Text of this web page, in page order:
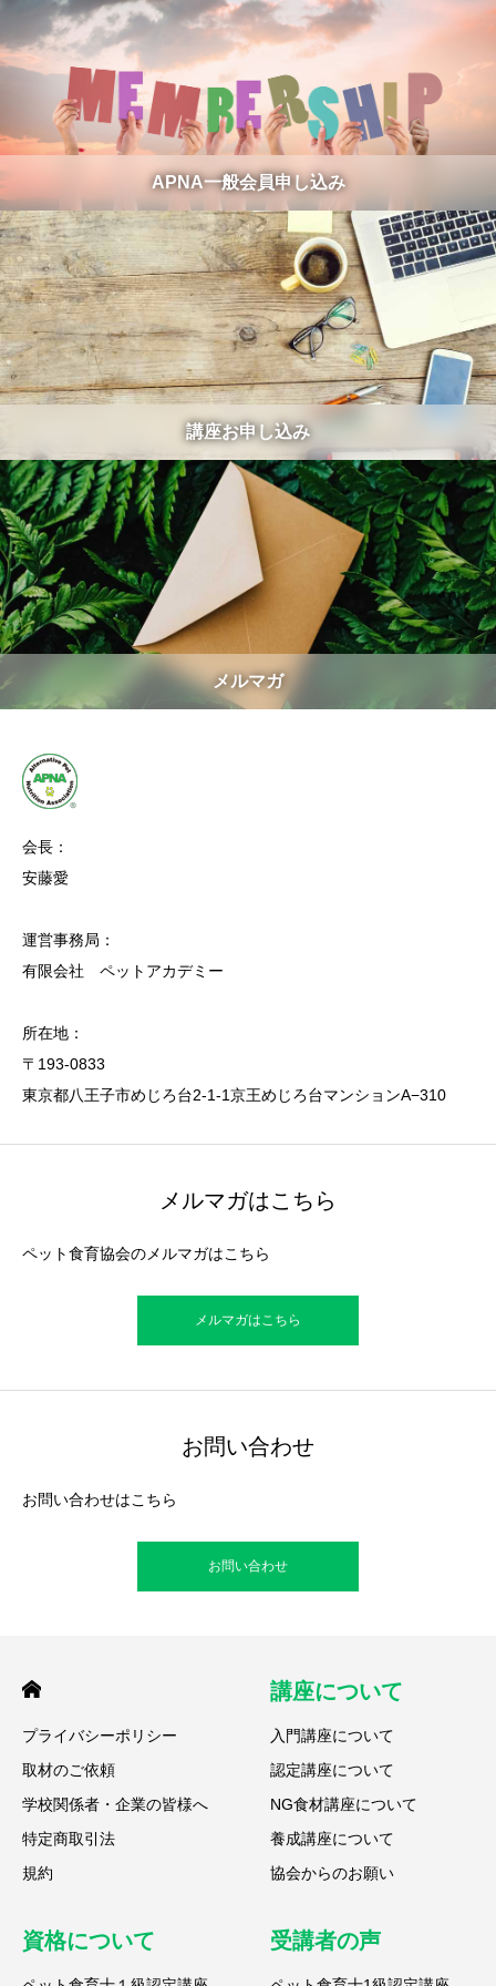
APNA一般会員申し込み
講座お申し込み
メルマガ
会長：
安藤愛
運営事務局：
有限会社 ペットアカデミー
所在地：
〒193-0833
東京都八王子市めじろ台2-1-1京王めじろ台マンションA−310
メルマガはこちら
ペット食育協会のメルマガはこちら
メルマガはこちら
お問い合わせ
お問い合わせはこちら
お問い合わせ
プライバシーポリシー
取材のご依頼
学校関係者・企業の皆様へ
特定商取引法
規約
講座について
入門講座について
認定講座について
NG食材講座について
養成講座について
協会からのお願い
資格について 受講者の声